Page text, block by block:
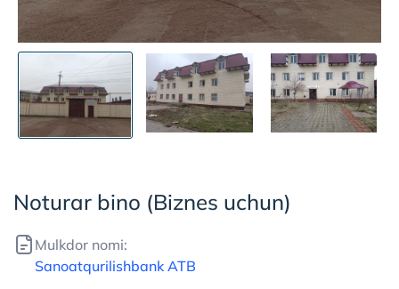
Noturar bino (Biznes uchun)
Mulkdor nomi:
Sanoatqurilishbank ATB